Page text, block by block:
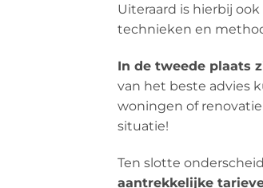
Uiteraard is hierbij ook
technieken en
In de tweede plaats
van het beste advies
woningen of
situatie!
Ten slotte
aantrekkelijke